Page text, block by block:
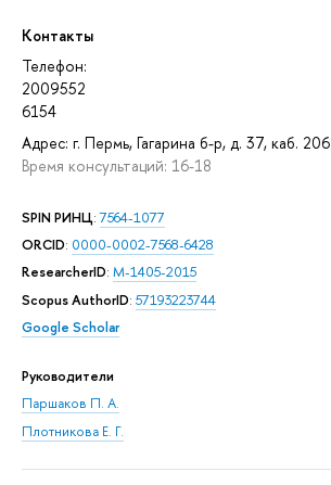
Контакты
Телефон:
2009552
6154
Адрес: г. Пермь, Гагарина б-р, д. 37, каб. 206
Время консультаций: 16-18
SPIN РИНЦ:7564-1077
ORCID: 0000-0002-7568-6428
ResearcherID: M-1405-2015
Scopus AuthorID: 57193223744
Google Scholar
Руководители
Паршаков П. А.
Плотникова Е. Г.